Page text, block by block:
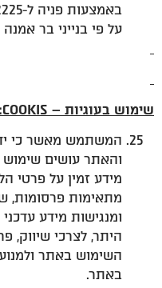
על פי בנייני בר
שימוש בעוגיות – COOKIS
:
המשתמש מאשר כי
מידע זמין על פרטי
מתאימות פרסומות,
ומנגישות מידע
היתר, לצרכי שיווק,
השימוש באתר
באתר.